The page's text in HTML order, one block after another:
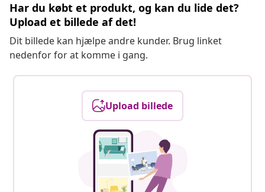
Har du købt et produkt, og kan du lide det?
Upload et billede af det!
Dit billede kan hjælpe andre kunder. Brug linket
nedenfor for at komme i gang.
Upload billede